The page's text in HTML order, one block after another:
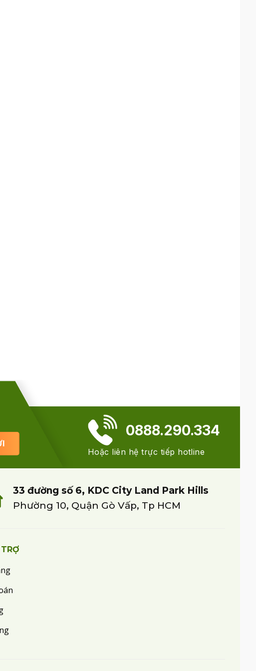
0888.290.334
Hoặc liên hệ trực tiếp hotline
33 đường số 6, KDC City Land Park Hills
Phường 10, Quận Gò Vấp, Tp HCM